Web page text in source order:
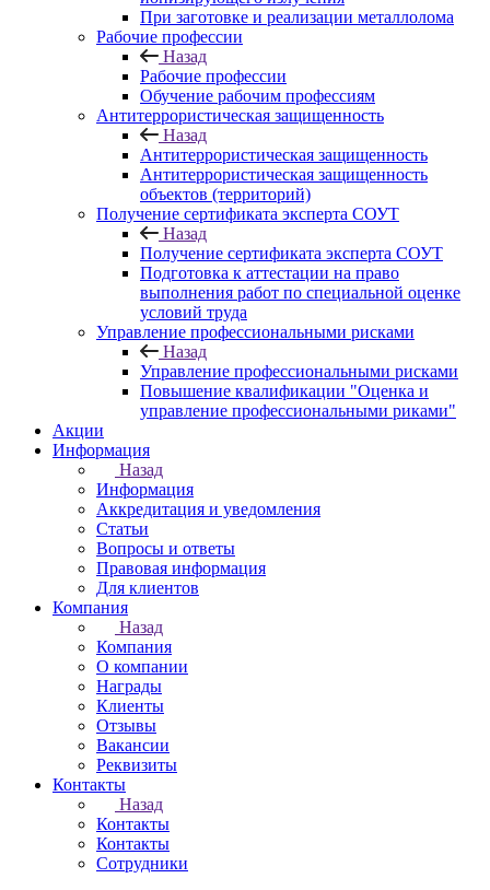
При заготовке и реализации металлолома
Рабочие профессии
Назад
Рабочие профессии
Обучение рабочим профессиям
Антитеррористическая защищенность
Назад
Антитеррористическая защищенность
Антитеррористическая защищенность
объектов (территорий)
Получение сертификата эксперта СОУТ
Назад
Получение сертификата эксперта СОУТ
Подготовка к аттестации на право
выполнения работ по специальной оценке
условий труда
Управление профессиональными рисками
Назад
Управление профессиональными рисками
Повышение квалификации "Оценка и
управление профессиональными риками"
Акции
Информация
Назад
Информация
Аккредитация и уведомления
Статьи
Вопросы и ответы
Правовая информация
Для клиентов
Компания
Назад
Компания
О компании
Награды
Клиенты
Отзывы
Вакансии
Реквизиты
Контакты
Назад
Контакты
Контакты
Сотрудники